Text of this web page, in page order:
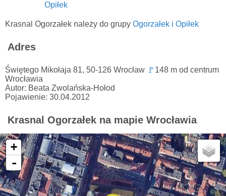
Opiłek
Krasnal Ogorzałek należy do grupy Ogorzałek i Opiłek
Adres
Świętego Mikołaja 81, 50-126 Wrocław 🚩 148 m od centrum
Wrocławia
Autor: Beata Zwolańska-Hołod
Pojawienie: 30.04.2012
Krasnal Ogorzałek na mapie Wrocławia
+
-